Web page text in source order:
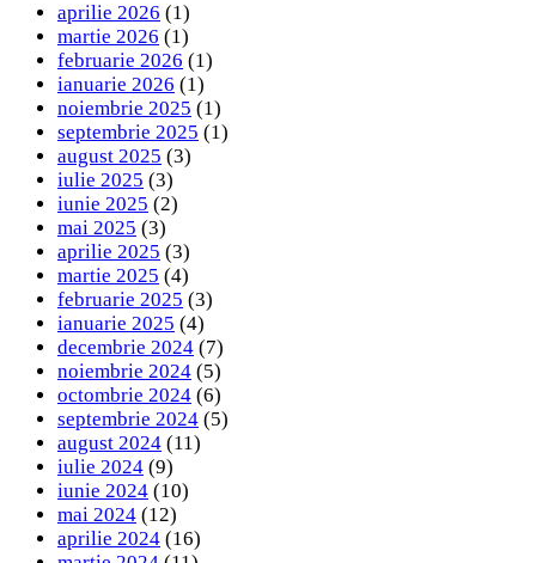
aprilie 2026 (1)
martie 2026 (1)
februarie 2026 (1)
ianuarie 2026 (1)
noiembrie 2025 (1)
septembrie 2025 (1)
august 2025 (3)
iulie 2025 (3)
iunie 2025 (2)
mai 2025 (3)
aprilie 2025 (3)
martie 2025 (4)
februarie 2025 (3)
ianuarie 2025 (4)
decembrie 2024 (7)
noiembrie 2024 (5)
octombrie 2024 (6)
septembrie 2024 (5)
august 2024 (11)
iulie 2024 (9)
iunie 2024 (10)
mai 2024 (12)
aprilie 2024 (16)